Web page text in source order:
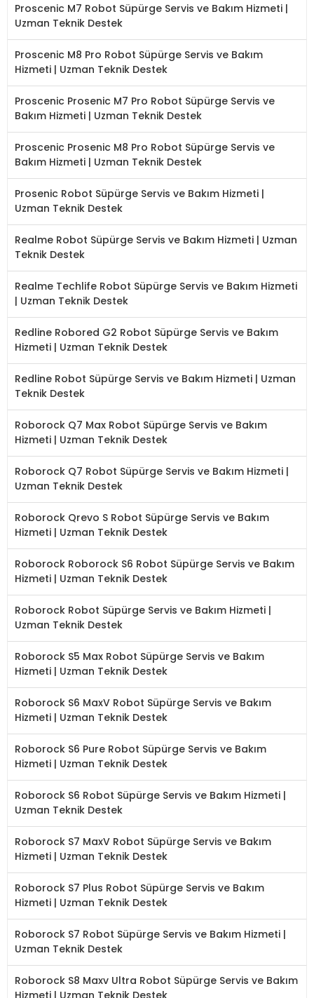
Proscenic M7 Robot Süpürge Servis ve Bakım Hizmeti |
Uzman Teknik Destek
Proscenic M8 Pro Robot Süpürge Servis ve Bakım
Hizmeti | Uzman Teknik Destek
Proscenic Prosenic M7 Pro Robot Süpürge Servis ve
Bakım Hizmeti | Uzman Teknik Destek
Proscenic Prosenic M8 Pro Robot Süpürge Servis ve
Bakım Hizmeti | Uzman Teknik Destek
Prosenic Robot Süpürge Servis ve Bakım Hizmeti |
Uzman Teknik Destek
Realme Robot Süpürge Servis ve Bakım Hizmeti | Uzman
Teknik Destek
Realme Techlife Robot Süpürge Servis ve Bakım Hizmeti
| Uzman Teknik Destek
Redline Robored G2 Robot Süpürge Servis ve Bakım
Hizmeti | Uzman Teknik Destek
Redline Robot Süpürge Servis ve Bakım Hizmeti | Uzman
Teknik Destek
Roborock Q7 Max Robot Süpürge Servis ve Bakım
Hizmeti | Uzman Teknik Destek
Roborock Q7 Robot Süpürge Servis ve Bakım Hizmeti |
Uzman Teknik Destek
Roborock Qrevo S Robot Süpürge Servis ve Bakım
Hizmeti | Uzman Teknik Destek
Roborock Roborock S6 Robot Süpürge Servis ve Bakım
Hizmeti | Uzman Teknik Destek
Roborock Robot Süpürge Servis ve Bakım Hizmeti |
Uzman Teknik Destek
Roborock S5 Max Robot Süpürge Servis ve Bakım
Hizmeti | Uzman Teknik Destek
Roborock S6 MaxV Robot Süpürge Servis ve Bakım
Hizmeti | Uzman Teknik Destek
Roborock S6 Pure Robot Süpürge Servis ve Bakım
Hizmeti | Uzman Teknik Destek
Roborock S6 Robot Süpürge Servis ve Bakım Hizmeti |
Uzman Teknik Destek
Roborock S7 MaxV Robot Süpürge Servis ve Bakım
Hizmeti | Uzman Teknik Destek
Roborock S7 Plus Robot Süpürge Servis ve Bakım
Hizmeti | Uzman Teknik Destek
Roborock S7 Robot Süpürge Servis ve Bakım Hizmeti |
Uzman Teknik Destek
Roborock S8 Maxv Ultra Robot Süpürge Servis ve Bakım
Hizmeti | Uzman Teknik Destek